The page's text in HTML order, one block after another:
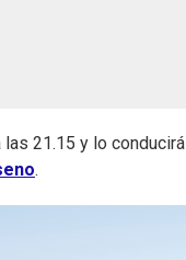
las 21.15 y lo conducirá
.